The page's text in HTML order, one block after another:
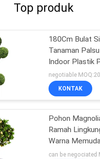
Top produk
180Cm Bulat
Tanaman
Indoor Plastik
negotiable
KONTAK
Pohon
Ramah
Warna
Tanaman
can be negociated